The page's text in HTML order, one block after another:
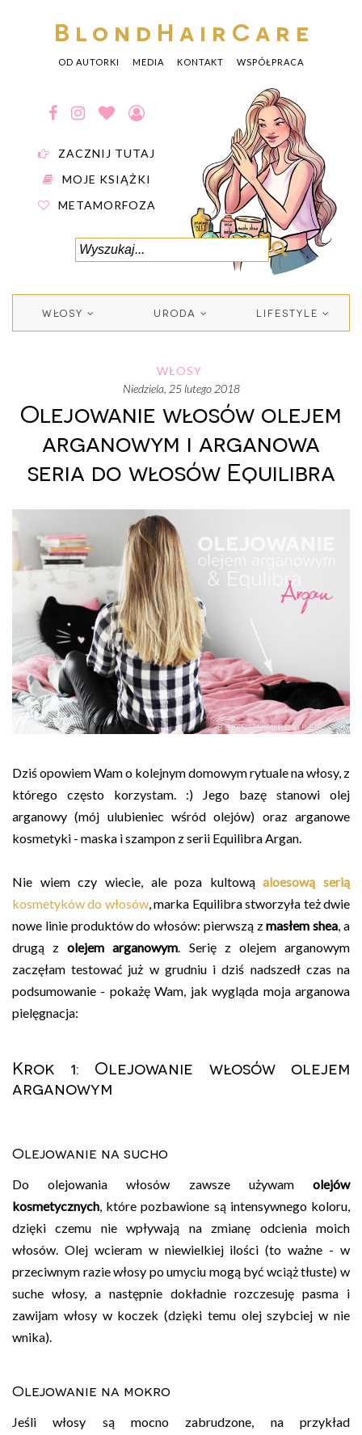
BlondHairCare
OD AUTORKI MEDIA KONTAKT WSPÓŁPRACA
ZACZNIJ TUTAJ
MOJE KSIĄŻKI
METAMORFOZA
WŁOSY URODA LIFESTYLE
WŁOSY
niedziela, 25 lutego 2018
Olejowanie włosów olejem
arganowym i arganowa
seria do włosów Equilibra
Dziś opowiem Wam o kolejnym domowym rytuale na włosy, z
którego często korzystam. :) Jego bazę stanowi olej
arganowy (mój ulubieniec wśród olejów) oraz arganowe
kosmetyki - maska i szampon z serii Equilibra Argan.
Nie wiem czy wiecie, ale poza kultowąaloesową serią
kosmetyków do włosów, marka Equilibra stworzyła też dwie
nowe linie produktów do włosów: pierwszą zmasłem shea, a
drugą zolejem arganowym. Serię z olejem arganowym
zaczęłam testować już w grudniu i dziś nadszedł czas na
podsumowanie - pokażę Wam, jak wygląda moja arganowa
pielęgnacja:
Krok 1: Olejowanie włosów olejem
arganowym
Olejowanie na sucho
Do olejowania włosów zawsze używam olejów
kosmetycznych, które pozbawione są intensywnego koloru,
dzięki czemu nie wpływają na zmianę odcienia moich
włosów. Olej wcieram w niewielkiej ilości (to ważne - w
przeciwnym razie włosy po umyciu mogą być wciąż tłuste) w
suche włosy, a następnie dokładnie rozczesuję pasma i
zawijam włosy w koczek (dzięki temu olej szybciej w nie
wnika).
Olejowanie na mokro
Jeśli włosy są mocno zabrudzone, na przykład